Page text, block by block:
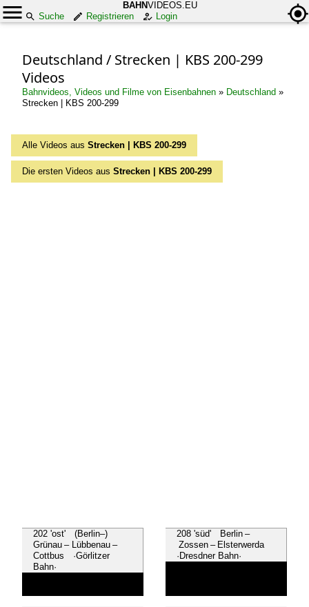
BAHNVIDEOS.EU
Suche
Registrieren Login
Deutschland / Strecken | KBS 200-299
Videos
Bahnvideos, Videos und Filme von Eisenbahnen » Deutschland »
Strecken | KBS 200-299
Alle Videos aus Strecken | KBS 200-299
Die ersten Videos aus Strecken | KBS 200-299
202 'ost' (Berlin–)
Grünau – Lübbenau –
Cottbus ·Görlitzer
Bahn·
208 'süd' Berlin –
Zossen – Elsterwerda
·Dresdner Bahn·